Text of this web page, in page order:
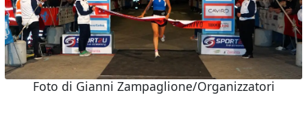
Foto di Gianni Zampaglione/Organizzatori